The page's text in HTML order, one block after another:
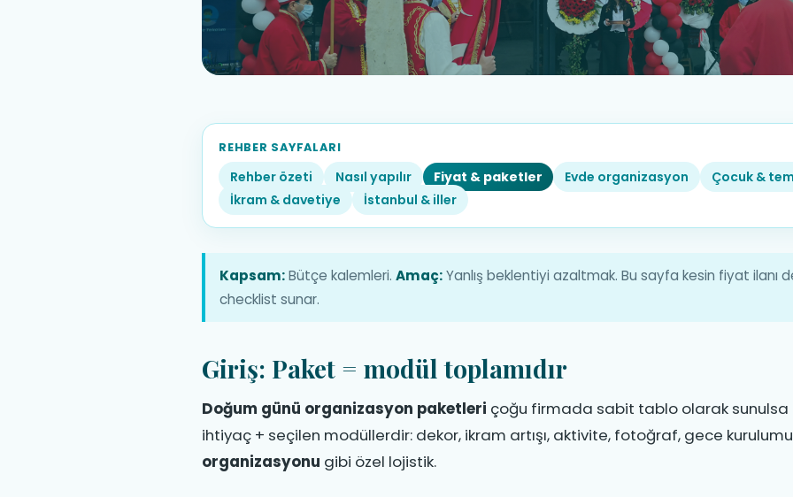
Doğum Günü Organizasyonu
Fiyatları ve Paket Mantığı
Tek rakam vaadi yerine şeffaf kırılım: süre, zemin, taşıma ve sorumluluk
REHBER SAYFALARI
Rehber özeti Nasıl yapılır Fiyat & paketler Evde organizasyon
Çocuk &
İkram & davetiye
İstanbul & iller
Kapsam:Bütçe kalemleri. Amaç:Yanlış beklentiyi azaltmak. Bu sayfa kesin fiyat ilanı
checklist sunar.
Giriş: Paket = modül toplamıdır
Doğum günü organizasyon paketleri çoğu firmada sabit tablo olarak sunulsa
ihtiyaç + seçilen modüllerdir: dekor, ikram artışı, aktivite, fotoğraf, gece
organizasyonu gibi özel lojistik.